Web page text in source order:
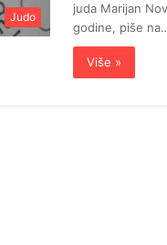
Judo
juda Marijan
godine, piše
Više »